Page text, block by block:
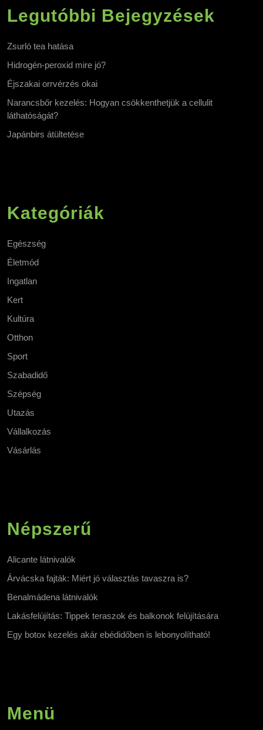
Legutóbbi Bejegyzések
Zsurló tea hatása
Hidrogén-peroxid mire jó?
Éjszakai orrvérzés okai
Narancsbőr kezelés: Hogyan csökkenthetjük a cellulit
láthatóságát?
Japánbirs átültetése
Kategóriák
Egészség
Életmód
Ingatlan
Kert
Kultúra
Otthon
Sport
Szabadidő
Szépség
Utazás
Vállalkozás
Vásárlás
Népszerű
Alicante látnivalók
Árvácska fajták: Miért jó választás tavaszra is?
Benalmádena látnivalók
Lakásfelújítás: Tippek teraszok és balkonok felújítására
Egy botox kezelés akár ebédidőben is lebonyolítható!
Menü